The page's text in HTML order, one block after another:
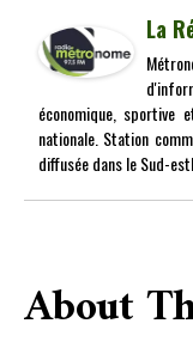
La
économique,
nationale. Station
diffusée dans le Sud-
About